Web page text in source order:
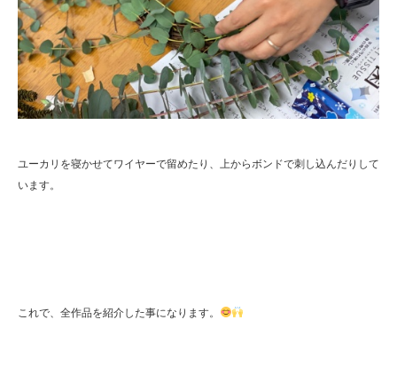
ユーカリを寝かせてワイヤーで留めたり、上からボンドで刺し込んだりして
います。
これで、全作品を紹介した事になります。